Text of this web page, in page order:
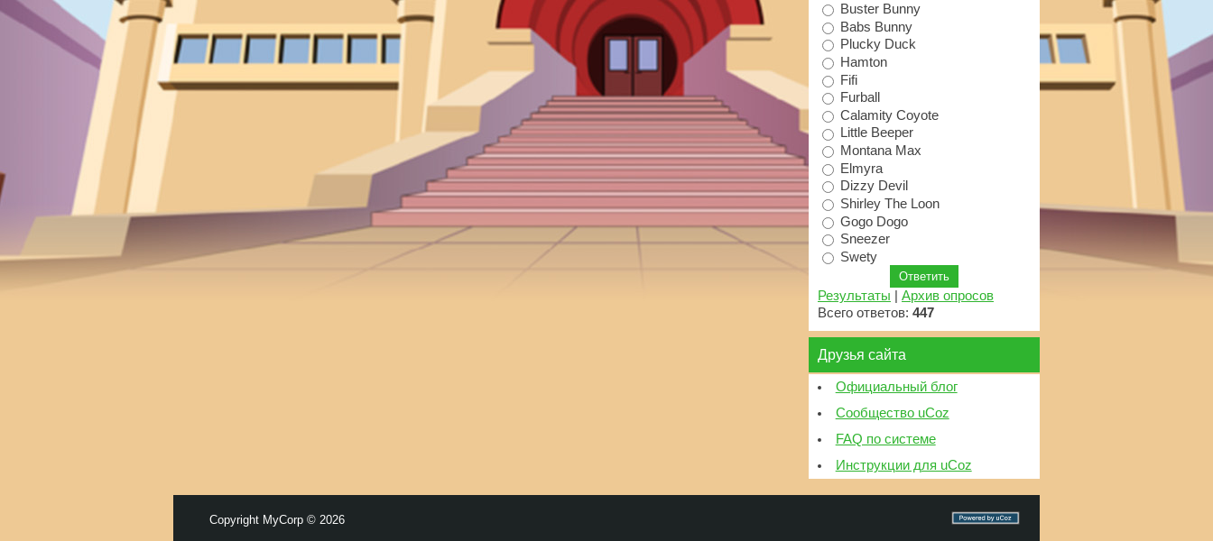
Buster Bunny
Babs Bunny
Plucky Duck
Hamton
Fifi
Furball
Calamity Coyote
Little Beeper
Montana Max
Elmyra
Dizzy Devil
Shirley The Loon
Gogo Dogo
Sneezer
Swety
Результаты
Архив опросов
Всего ответов: 447
Друзья сайта
Официальный блог
Сообщество uCoz
FAQ по системе
Инструкции для uCoz
Copyright MyCorp © 2026